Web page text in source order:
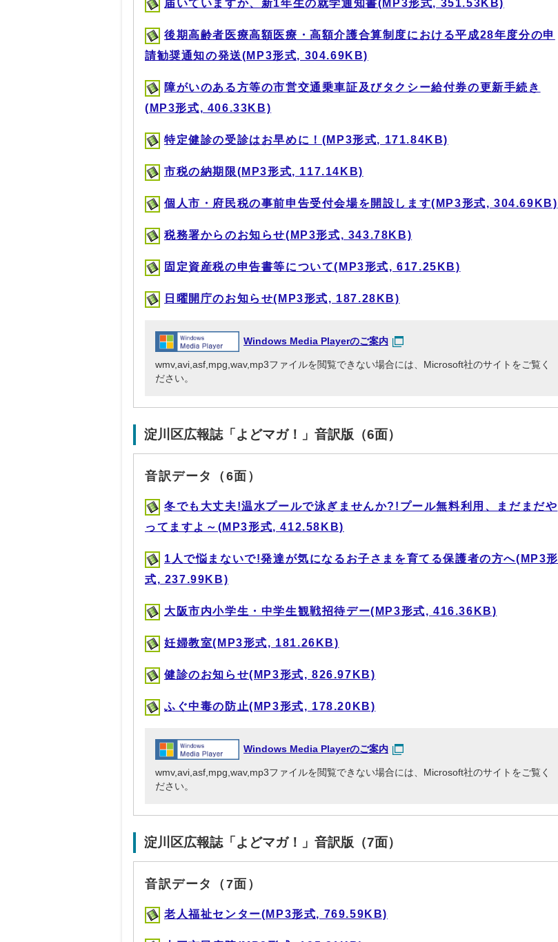
届いていますか、新1年生の就学通知書(MP3形式, 351.53KB)
後期高齢者医療高額医療・高額介護合算制度における平成28年度分の申
請勧奨通知の発送(MP3形式, 304.69KB)
障がいのある方等の市営交通乗車証及びタクシー給付券の更新手続き
(MP3形式, 406.33KB)
特定健診の受診はお早めに！(MP3形式, 171.84KB)
市税の納期限(MP3形式, 117.14KB)
個人市・府民税の事前申告受付会場を開設します(MP3形式, 304.69KB)
税務署からのお知らせ(MP3形式, 343.78KB)
固定資産税の申告書等について(MP3形式, 617.25KB)
日曜開庁のお知らせ(MP3形式, 187.28KB)
Windows Media Playerのご案内
wmv,avi,asf,mpg,wav,mp3ファイルを閲覧できない場合には、Microsoft社のサイトをご覧く
ださい。
淀川区広報誌「よどマガ！」音訳版（6面）
音訳データ（6面）
冬でも大丈夫!温水プールで泳ぎませんか?!プール無料利用、まだまだや
ってますよ～(MP3形式, 412.58KB)
1人で悩まないで!発達が気になるお子さまを育てる保護者の方へ(MP3形
式, 237.99KB)
大阪市内小学生・中学生観戦招待デー(MP3形式, 416.36KB)
妊婦教室(MP3形式, 181.26KB)
健診のお知らせ(MP3形式, 826.97KB)
ふぐ中毒の防止(MP3形式, 178.20KB)
Windows Media Playerのご案内
wmv,avi,asf,mpg,wav,mp3ファイルを閲覧できない場合には、Microsoft社のサイトをご覧く
ださい。
淀川区広報誌「よどマガ！」音訳版（7面）
音訳データ（7面）
老人福祉センター(MP3形式, 769.59KB)